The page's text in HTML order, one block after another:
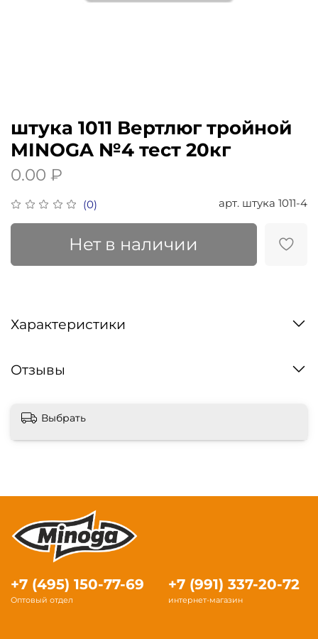
(0) арт. штука 1011-4
штука 1011 Вертлюг тройной
MINOGA №4 тест 20кг
0.00 ₽
Нет в наличии
Характеристики
Отзывы
Выбрать
+7 (495) 150-77-69
Оптовый отдел
+7 (991) 337-20-72
интернет-магазин